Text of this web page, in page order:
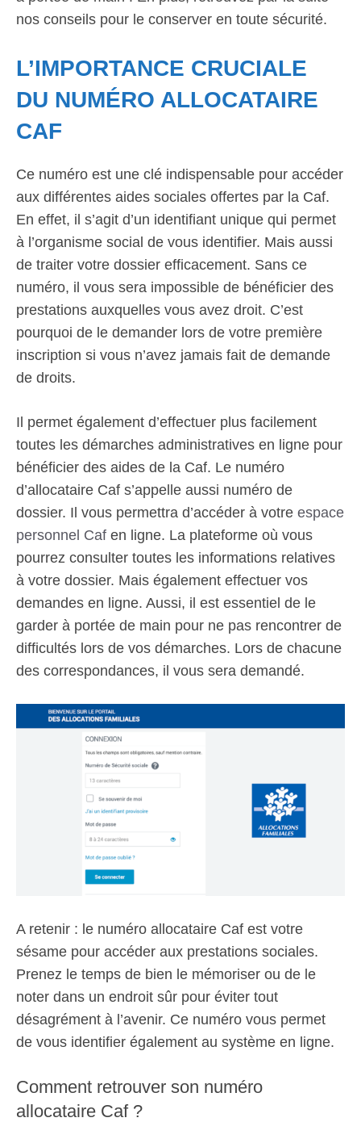
nos conseils pour le conserver en toute sécurité.
L’IMPORTANCE CRUCIALE
DU NUMÉRO ALLOCATAIRE
CAF
Ce numéro est une clé indispensable pour accéder
aux différentes aides sociales offertes par la Caf.
En effet, il s’agit d’un identifiant unique qui permet
à l’organisme social de vous identifier. Mais aussi
de traiter votre dossier efficacement. Sans ce
numéro, il vous sera impossible de bénéficier des
prestations auxquelles vous avez droit. C’est
pourquoi de le demander lors de votre première
inscription si vous n’avez jamais fait de demande
de droits.
Il permet également d’effectuer plus facilement
toutes les démarches administratives en ligne pour
bénéficier des aides de la Caf. Le numéro
d’allocataire Caf s’appelle aussi numéro de
dossier. Il vous permettra d’accéder à votre espace
personnel Caf en ligne. La plateforme où vous
pourrez consulter toutes les informations relatives
à votre dossier. Mais également effectuer vos
demandes en ligne. Aussi, il est essentiel de le
garder à portée de main pour ne pas rencontrer de
difficultés lors de vos démarches. Lors de chacune
des correspondances, il vous sera demandé.
A retenir : le numéro allocataire Caf est votre
sésame pour accéder aux prestations sociales.
Prenez le temps de bien le mémoriser ou de le
noter dans un endroit sûr pour éviter tout
désagrément à l’avenir. Ce numéro vous permet
de vous identifier également au système en ligne.
Comment retrouver son numéro
allocataire Caf ?